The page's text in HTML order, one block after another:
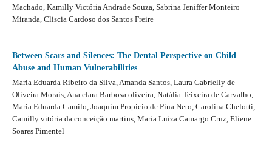
Machado, Kamilly Victória Andrade Souza, Sabrina Jeniffer Monteiro
Miranda, Cliscia Cardoso dos Santos Freire
Between Scars and Silences: The Dental Perspective on Child
Abuse and Human Vulnerabilities
Maria Eduarda Ribeiro da Silva, Amanda Santos, Laura Gabrielly de
Oliveira Morais, Ana clara Barbosa oliveira, Natália Teixeira de Carvalho,
Maria Eduarda Camilo, Joaquim Propicio de Pina Neto, Carolina Chelotti,
Camilly vitória da conceição martins, Maria Luiza Camargo Cruz, Eliene
Soares Pimentel